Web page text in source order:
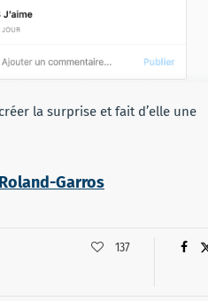
la surprise et fait d’elle une
Garros
137